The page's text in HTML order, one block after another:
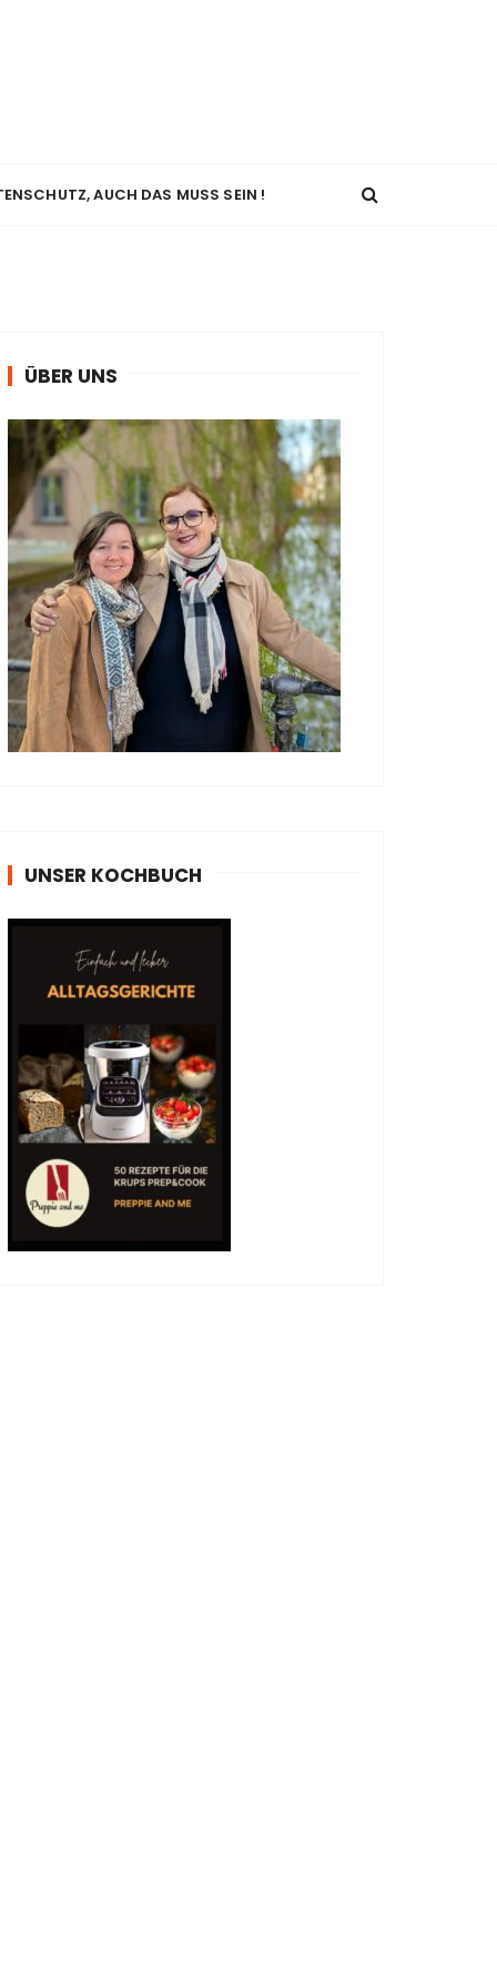
AUCH DAS MUSS SEIN !
ÜBER UNS
UNSER KOCHBUCH